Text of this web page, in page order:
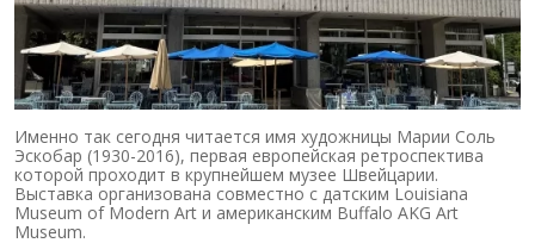
Именно так сегодня читается имя художницы Марии Соль
Эскобар (1930-2016), первая европейская ретроспектива
которой проходит в крупнейшем музее Швейцарии.
Выставка организована совместно с датским Louisiana
Museum of Modern Art и американским Buffalo AKG Art
Museum.